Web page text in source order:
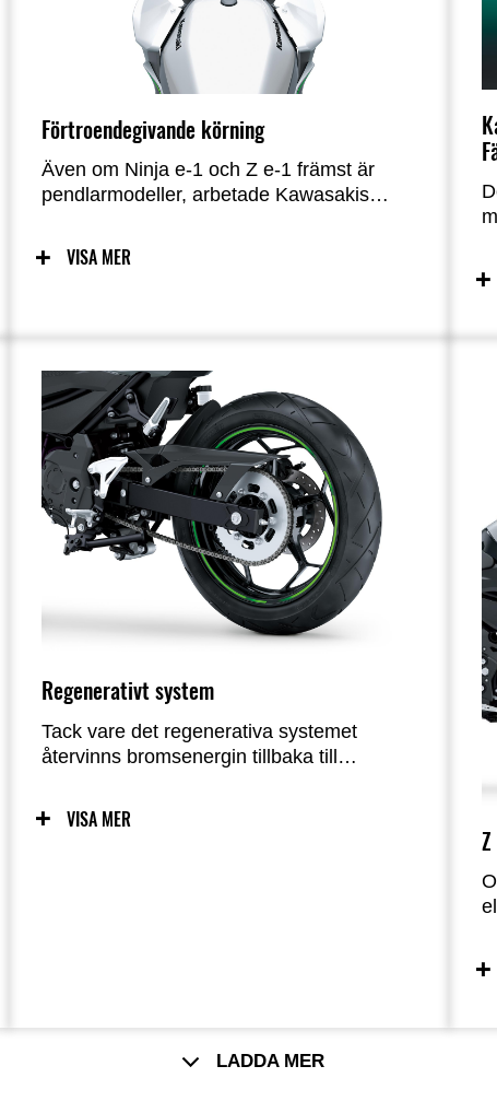
Förtroendegivande körning
Även om Ninja e-1 och Z e-1 främst är
pendlarmodeller, arbetade Kawasakis
bibehöll erbjöd den körglädje som
Kawasakis motorcyklar är kända för. En
dagliga pendling.
VISA MER
Regenerativt system
Tack vare det regenerativa systemet
återvinns bromsenergin tillbaka till
körsträcka.
VISA MER
LADDA MER